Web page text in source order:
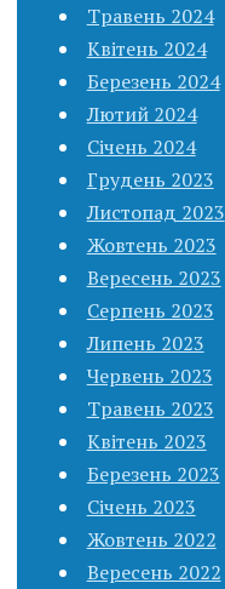
Травень 2024
Квітень 2024
Березень 2024
Лютий 2024
Січень 2024
Грудень 2023
Листопад 2023
Жовтень 2023
Вересень 2023
Серпень 2023
Липень 2023
Червень 2023
Травень 2023
Квітень 2023
Березень 2023
Січень 2023
Жовтень 2022
Вересень 2022